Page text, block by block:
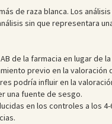
de raza blanca. Los
sin que representara
de la farmacia en lugar de
previo en la
podría influir en la
una fuente de sesgo.
en los controles a los 4-